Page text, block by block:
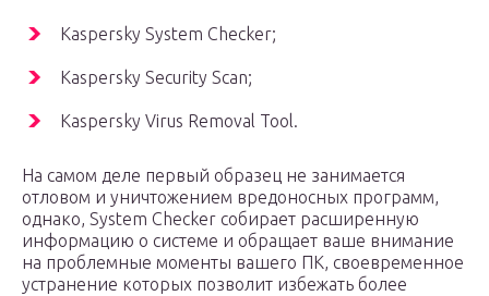
Kaspersky System Checker;
Kaspersky Security Scan;
Kaspersky Virus Removal Tool.
На самом деле первый образец не занимается
отловом и уничтожением вредоносных программ,
однако, System Checker собирает расширенную
информацию о системе и обращает ваше внимание
на проблемные моменты вашего ПК, своевременное
устранение которых позволит избежать более